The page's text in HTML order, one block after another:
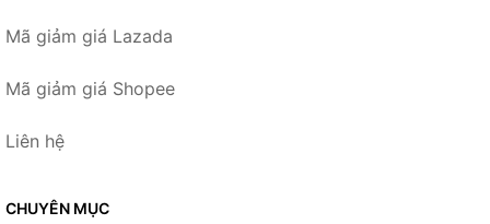
Mã giảm giá Lazada
Mã giảm giá Shopee
Liên hệ
CHUYÊN MỤC